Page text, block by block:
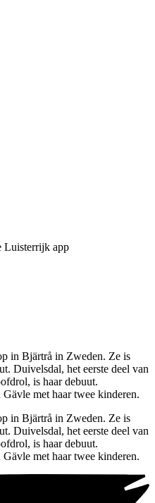
Luisterrijk app
in Bjärtrå in Zweden. Ze is
Duivelsdal, het eerste deel van
is haar debuut.
met haar twee kinderen.
in Bjärtrå in Zweden. Ze is
Duivelsdal, het eerste deel van
is haar debuut.
met haar twee kinderen.